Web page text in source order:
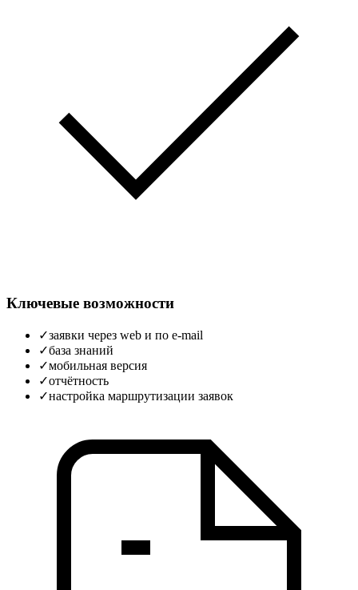
Ключевые возможности
✓заявки через web и по e-mail
✓база знаний
✓мобильная версия
✓отчётность
✓настройка маршрутизации заявок